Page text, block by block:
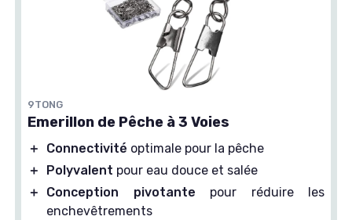
9TONG
Emerillon de Pêche à 3 Voies
＋ Connectivité optimale pour la pêche
＋
Polyvalent pour eau douce et salée
＋
Conception pivotante pour réduire les
enchevêtrements